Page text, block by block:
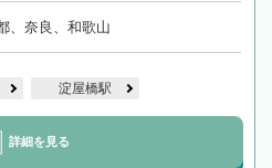
、奈良、和歌山
淀屋橋駅
詳細を見る